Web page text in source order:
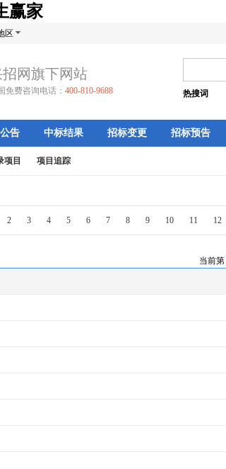
赢家
区
招网旗下网站
免费咨询电话： 400-810-9688 热搜词
告 中标结果 招标变更 招标预告
项目 项目追踪
2 3 4 5 6 7 8 9 10 11 12
当前第